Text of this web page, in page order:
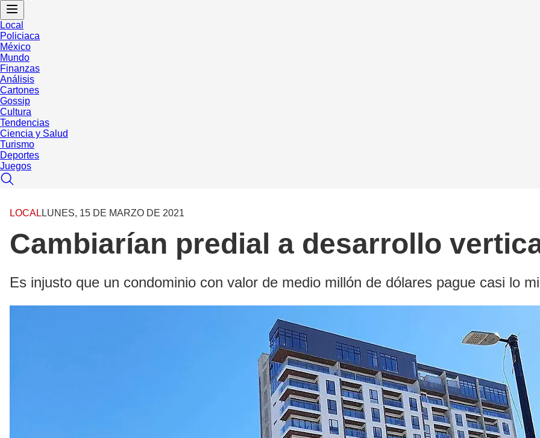
Local
Policiaca
México
Mundo
Finanzas
Análisis
Cartones
Gossip
Cultura
Tendencias
Ciencia y Salud
Turismo
Deportes
Juegos
LOCAL LUNES, 15 DE MARZO DE 2021
Cambiarían predial a desarrollo
Es injusto que un condominio con valor de medio millón de dólares pague casi lo